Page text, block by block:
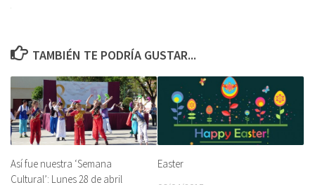
TAMBIÉN TE PODRÍA GUSTAR...
Así fue nuestra ‘Semana
Cultural’: Lunes 28 de abril
Easter